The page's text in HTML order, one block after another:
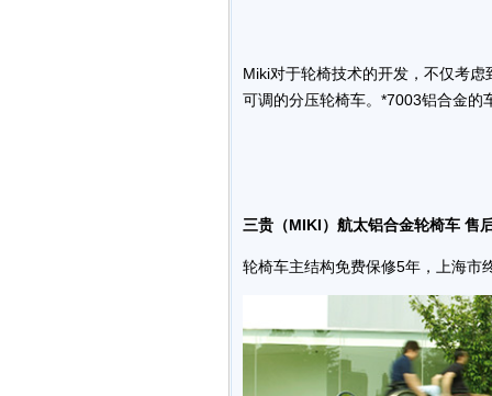
Miki对于轮椅技术的开发，不仅考
可调的分压轮椅车。*7003铝合金
三贵（MIKI）航太铝合金轮椅车 售
轮椅车主结构免费保修5年，上海市